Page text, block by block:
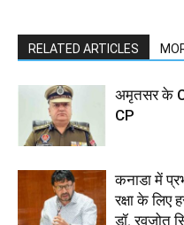
RELATED ARTICLES
अमृतसर के
CP
कनाडा में
रक्षा के लिए
डॉ. रवजोत